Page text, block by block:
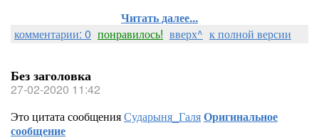
Читать далее...
комментарии: 0 понравилось! вверх^ к полной версии
Без заголовка
27-02-2020 11:42
Это цитата сообщенияСударыня_ГаляОригинальное
сообщение